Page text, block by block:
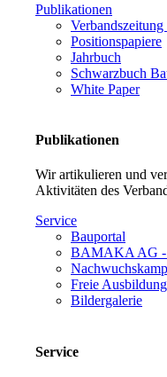
Publikationen
Positionspapiere
Jahrbuch
Schwarzbuch
White Paper
Publikationen
Wir artikulieren und
Aktivitäten des
Service
Bauportal
BAMAKA AG -
Freie
Bildergalerie
Service